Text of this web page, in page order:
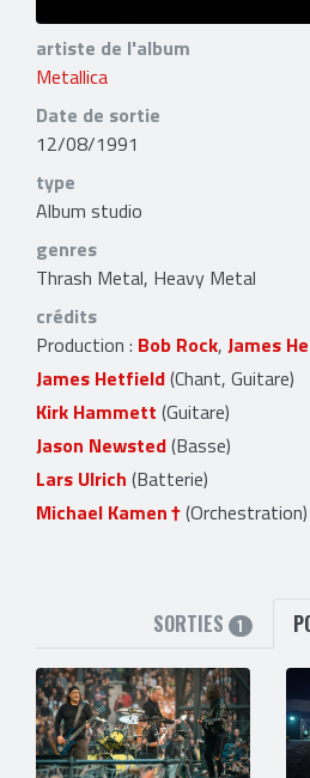
artiste de l'album
Metallica
Date de sortie
12/08/1991
type
Album studio
genres
Thrash Metal, Heavy Metal
crédits
Production : Bob Rock, James
James Hetfield(Chant, Guitare)
Kirk Hammett (Guitare)
Jason Newsted(Basse)
Lars Ulrich (Batterie)
Michael Kamen
(Orchestration)
SORTIES 1